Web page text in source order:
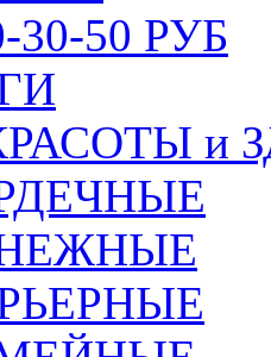
30-50 РУБ
и